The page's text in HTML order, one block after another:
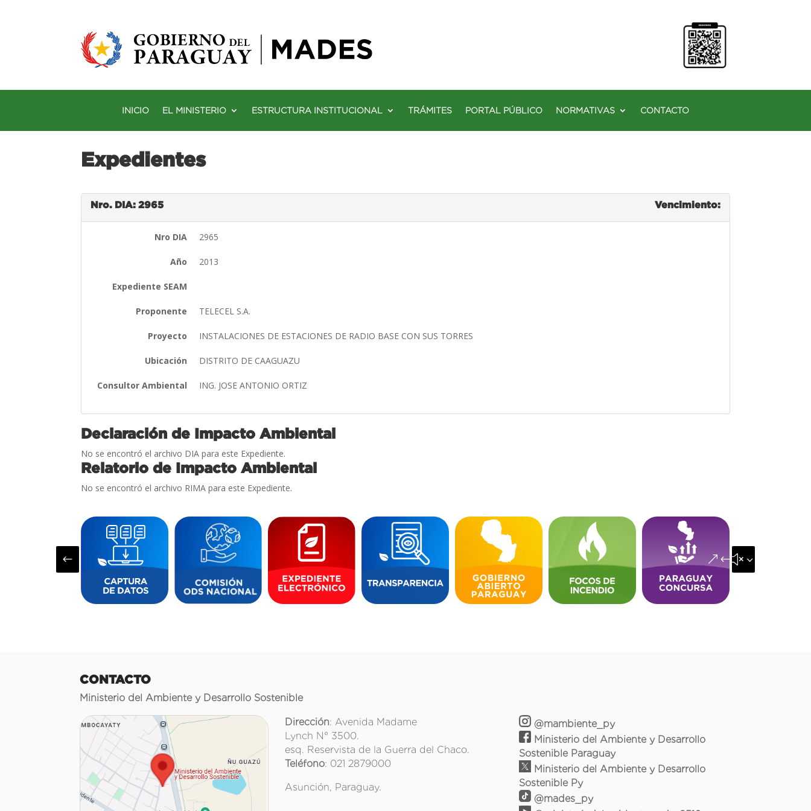
INICIO EL MINISTERIO ESTRUCTURA INSTITUCIONAL TRÁMITES PORTAL PÚBLICO NORMATIVAS CONTACTO
Expedientes
Nro. DIA: 2965 Vencimiento:
Nro DIA 2965
Año 2013
Expediente SEAM
Proponente TELECEL S.A.
Proyecto INSTALACIONES DE ESTACIONES DE RADIO BASE CON SUS TORRES
Ubicación DISTRITO DE CAAGUAZU
Consultor Ambiental ING. JOSE ANTONIO ORTIZ
Declaración de Impacto Ambiental
No se encontró el archivo DIA para este Expediente.
Relatorio de Impacto Ambiental
No se encontró el archivo RIMA para este Expediente.
# &#x35;
CONTACTO
Ministerio del Ambiente y Desarrollo Sostenible
Dirección: Avenida Madame
Lynch N° 3500.
esq. Reservista de la Guerra del Chaco.
Teléfono: 021 2879000
Asunción, Paraguay.
@mambiente_py
Ministerio del Ambiente y Desarrollo
Sostenible Paraguay
Ministerio del Ambiente y Desarrollo
Sostenible Py
@mades_py